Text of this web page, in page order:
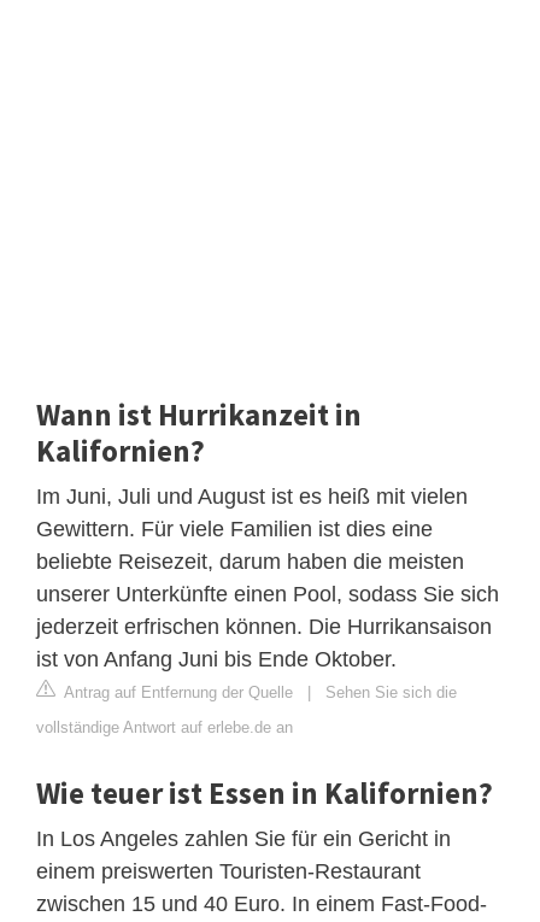
Wann ist Hurrikanzeit in
Kalifornien?
Im Juni, Juli und August ist es heiß mit vielen
Gewittern. Für viele Familien ist dies eine
beliebte Reisezeit, darum haben die meisten
unserer Unterkünfte einen Pool, sodass Sie sich
jederzeit erfrischen können. Die Hurrikansaison
ist von Anfang Juni bis Ende Oktober.
Antrag auf Entfernung der Quelle | Sehen Sie sich die
vollständige Antwort auf erlebe.de an
Wie teuer ist Essen in Kalifornien?
In Los Angeles zahlen Sie für ein Gericht in
einem preiswerten Touristen-Restaurant
zwischen 15 und 40 Euro. In einem Fast-Food-